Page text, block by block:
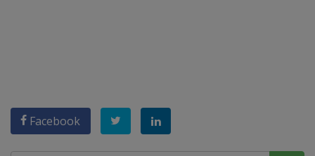
Facebook